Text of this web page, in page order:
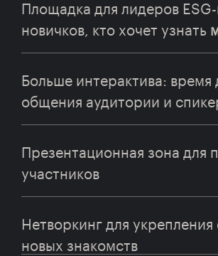
Площадка для лидеров
новичков, кто хочет узнать
Больше интерактива: время
общения аудитории и
Презентационная зона для
участников
Нетворкинг для укрепления
новых знакомств